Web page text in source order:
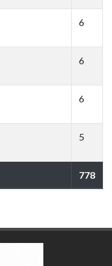
6
6
6
5
778